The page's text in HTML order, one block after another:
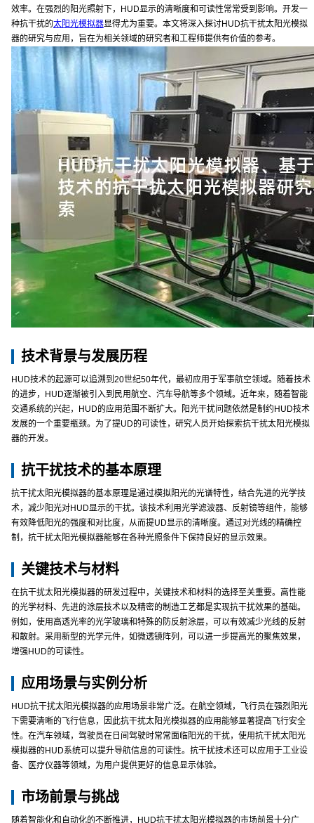
效率。在强烈的阳光照射下，HUD显示的清晰度和可读性常常受到影响。开发一
种抗干扰的太阳光模拟器显得尤为重要。本文将深入探讨HUD抗干扰太阳光模拟
器的研究与应用，旨在为相关领域的研究者和工程师提供有价值的参考。
技术背景与发展历程
HUD技术的起源可以追溯到20世纪50年代，最初应用于军事航空领域。随着技术
的进步，HUD逐渐被引入到民用航空、汽车导航等多个领域。近年来，随着智能
交通系统的兴起，HUD的应用范围不断扩大。阳光干扰问题依然是制约HUD技术
发展的一个重要瓶颈。为了提UD的可读性，研究人员开始探索抗干扰太阳光模拟
器的开发。
抗干扰技术的基本原理
抗干扰太阳光模拟器的基本原理是通过模拟阳光的光谱特性，结合先进的光学技
术，减少阳光对HUD显示的干扰。该技术利用光学滤波器、反射镜等组件，能够
有效降低阳光的强度和对比度，从而提UD显示的清晰度。通过对光线的精确控
制，抗干扰太阳光模拟器能够在各种光照条件下保持良好的显示效果。
关键技术与材料
在抗干扰太阳光模拟器的研发过程中，关键技术和材料的选择至关重要。高性能
的光学材料、先进的涂层技术以及精密的制造工艺都是实现抗干扰效果的基础。
例如，使用高透光率的光学玻璃和特殊的防反射涂层，可以有效减少光线的反射
和散射。采用新型的光学元件，如微透镜阵列，可以进一步提高光的聚焦效果，
增强HUD的可读性。
应用场景与实例分析
HUD抗干扰太阳光模拟器的应用场景非常广泛。在航空领域，飞行员在强烈阳光
下需要清晰的飞行信息，因此抗干扰太阳光模拟器的应用能够显著提高飞行安全
性。在汽车领域，驾驶员在日间驾驶时常常面临阳光的干扰，使用抗干扰太阳光
模拟器的HUD系统可以提升导航信息的可读性。抗干扰技术还可以应用于工业设
备、医疗仪器等领域，为用户提供更好的信息显示体验。
市场前景与挑战
随着智能化和自动化的不断推进，HUD抗干扰太阳光模拟器的市场前景十分广